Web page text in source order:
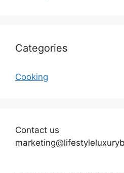
Categories
Cooking
Contact us